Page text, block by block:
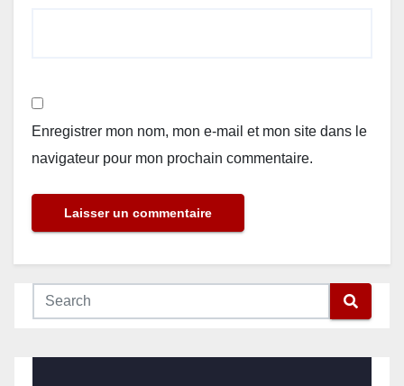
Enregistrer mon nom, mon e-mail et mon site dans le
navigateur pour mon prochain commentaire.